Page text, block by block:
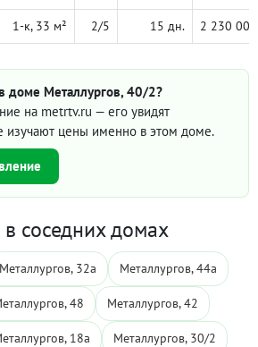
1-к, 33 м² 2/5 15 дн. 2 230 000
доме Металлургов, 40/2?
на metrtv.ru — его увидят
изучают цены именно в этом доме.
соседних домах
Металлургов, 32а Металлургов, 44а
48 Металлургов, 42
18а Металлургов, 30/2